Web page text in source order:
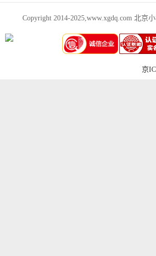
Copyright 2014-2025,www.xgdq.com 北京
京